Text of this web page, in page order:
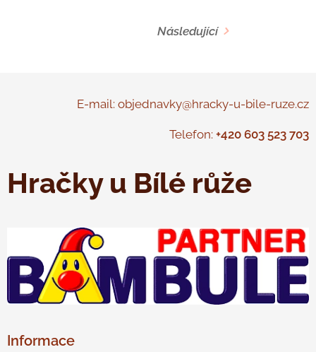
Následující
E-mail: objednavky@hracky-u-bile-ruze.cz
Telefon: +420 603 523 703
Hračky u Bílé růže
Informace